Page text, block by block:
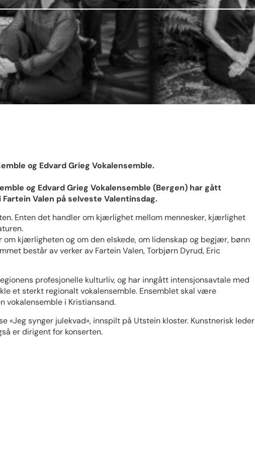
og Edvard Grieg Vokalensemble.
og Edvard Grieg Vokalensemble (Bergen) har gått
Valen på selveste Valentinsdag.
Enten det handler om kjærlighet mellom mennesker, kjærlighet
om kjærligheten og om den elskede, om lidenskap og begjær, bønn
består av verker av Fartein Valen, Torbjørn Dyrud, Eric
profesjonelle kulturliv, og har inngått intensjonsavtale med
et sterkt regionalt vokalensemble. Ensemblet skal være
vokalensemble i Kristiansand.
«Jeg synger julekvad», innspilt på Utstein kloster. Kunstnerisk leder
er dirigent for konserten.